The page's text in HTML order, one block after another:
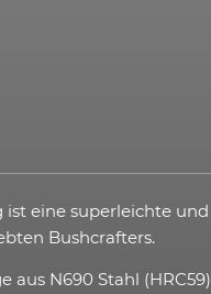
ist eine superleichte und
Bushcrafters.
aus N690 Stahl (HRC59)